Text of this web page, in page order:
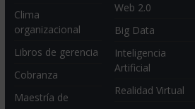
Clima
organizacional
Libros de gerencia
Cobranza
Maestría de
Web 2.0
Big Data
Inteligencia
Artificial
Realidad Virtual